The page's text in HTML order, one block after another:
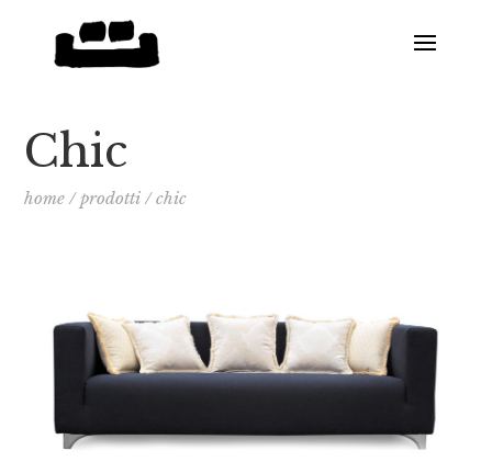
Chic
home /prodotti /chic